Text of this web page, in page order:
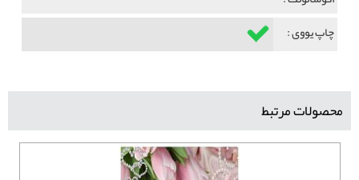
چاپ یووی :
محصولات مرتبط